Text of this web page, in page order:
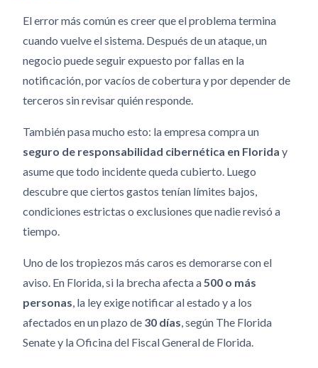
El error más común es creer que el problema termina
cuando vuelve el sistema. Después de un ataque, un
negocio puede seguir expuesto por fallas en la
notificación, por vacíos de cobertura y por depender de
terceros sin revisar quién responde.
También pasa mucho esto: la empresa compra un
seguro de responsabilidad cibernética en Florida y
asume que todo incidente queda cubierto. Luego
descubre que ciertos gastos tenían límites bajos,
condiciones estrictas o exclusiones que nadie revisó a
tiempo.
Uno de los tropiezos más caros es demorarse con el
aviso. En Florida, si la brecha afecta a500 o más
personas, la ley exige notificar al estado y a los
afectados en un plazo de 30 días, según The Florida
Senate y la Oficina del Fiscal General de Florida.